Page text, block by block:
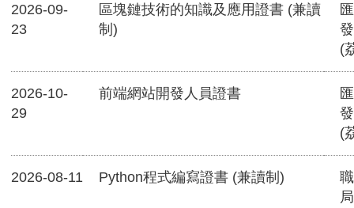
2026-09-
23
區塊鏈技術的知識及應用證書 (兼讀
制)
(
2026-10-
29
前端網站開發人員證書
(
2026-08-11 Python程式編寫證書 (兼讀制)